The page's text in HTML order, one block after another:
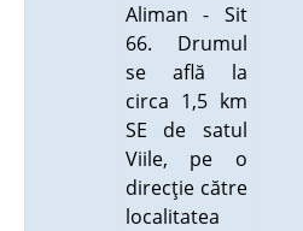
Aliman - Sit
66. Drumul
se află la
circa 1,5 km
SE de satul
Viile, pe o
direcţie către
localitatea